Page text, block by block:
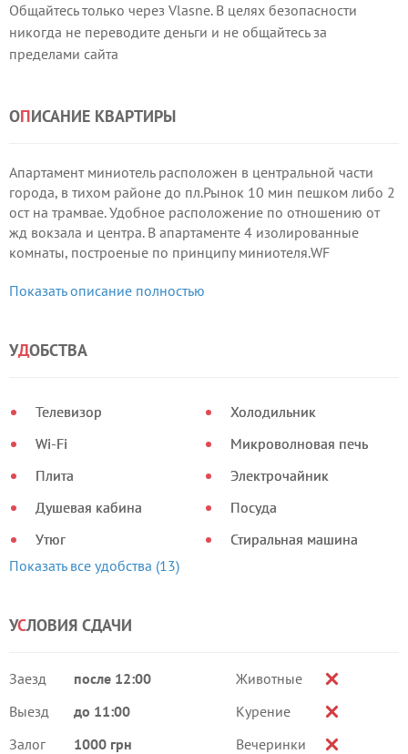
Общайтесь только через Vlasne. В целях безопасности
никогда не переводите деньги и не общайтесь за
пределами сайта
ОПИСАНИЕ КВАРТИРЫ
Апартамент миниотель расположен в центральной части
города, в тихом районе до пл.Рынок 10 мин пешком либо 2
ост на трамвае. Удобное расположение по отношению от
жд вокзала и центра. В апартаменте 4 изолированные
комнаты, построеные по принципу миниотеля.WF
номера различной категории и вместительностью на
Показать описание полностью
УДОБСТВА
Телевизор
Wi-Fi
Плита
Душевая кабина
Утюг
Холодильник
Микроволновая печь
Электрочайник
Посуда
Стиральная машина
Показать все удобства (13)
УСЛОВИЯ СДАЧИ
Заезд
после 12:00
Выезд
до 11:00
Залог
1000 грн
Животные
Курение
Вечеринки